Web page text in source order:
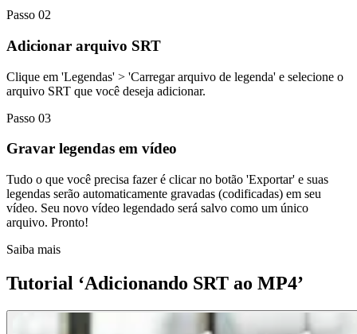
Passo 02
Adicionar arquivo SRT
Clique em 'Legendas' > 'Carregar arquivo de legenda' e selecione o
arquivo SRT que você deseja adicionar.
Passo 03
Gravar legendas em vídeo
Tudo o que você precisa fazer é clicar no botão 'Exportar' e suas
legendas serão automaticamente gravadas (codificadas) em seu
vídeo. Seu novo vídeo legendado será salvo como um único
arquivo. Pronto!
Saiba mais
Tutorial ‘Adicionando SRT ao MP4’